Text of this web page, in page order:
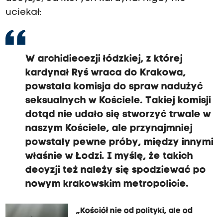
uciekał:
W archidiecezji łódzkiej, z której
kardynał Ryś wraca do Krakowa,
powstała komisja do spraw nadużyć
seksualnych w Kościele. Takiej komisji
dotąd nie udało się stworzyć trwale w
naszym Kościele, ale przynajmniej
powstały pewne próby, między innymi
właśnie w Łodzi. I myślę, że takich
decyzji też należy się spodziewać po
nowym krakowskim metropolicie.
„Kościół nie od polityki, ale od